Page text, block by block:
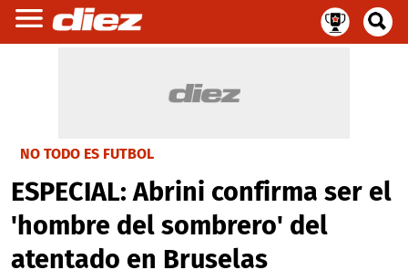
NO TODO ES FUTBOL
ESPECIAL: Abrini confirma ser el
'hombre del sombrero' del
atentado en Bruselas